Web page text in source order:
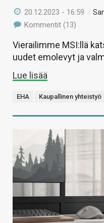
20.12.2023 - 16:59 /
Kommentit (13)
Vierailimme MSI:llä
uudet emolevyt ja
Lue lisää
EHA Kaupallinen yhteistyö